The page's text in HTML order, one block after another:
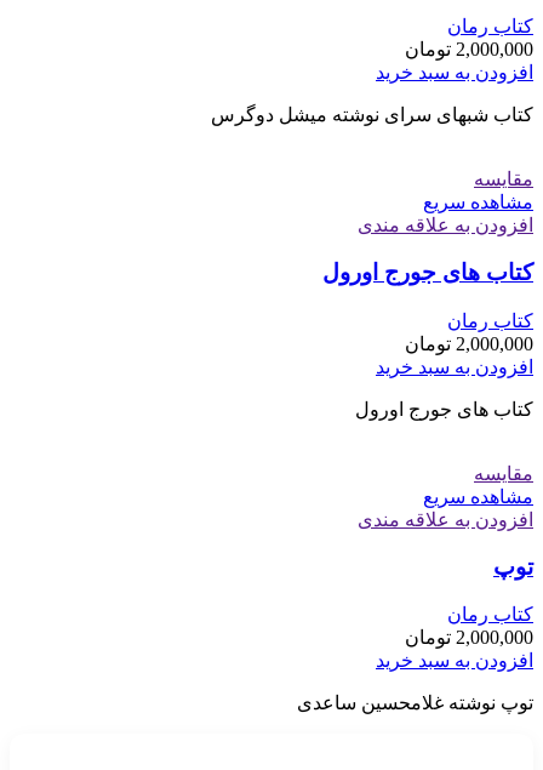
کتاب رمان
2,000,000 تومان
افزودن به سبد خرید
کتاب شبهای سرای نوشته میشل دوگرس
مقایسه
مشاهده سریع
افزودن به علاقه مندی
کتاب های جورج اورول
کتاب رمان
2,000,000 تومان
افزودن به سبد خرید
کتاب های جورج اورول
مقایسه
مشاهده سریع
افزودن به علاقه مندی
توپ
کتاب رمان
2,000,000 تومان
افزودن به سبد خرید
توپ نوشته غلامحسین ساعدی